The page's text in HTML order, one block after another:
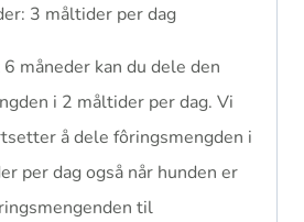
3 måltider per dag
måneder kan du dele den
i 2 måltider per dag. Vi
å dele fôringsmengden i
per dag også når hunden er
til